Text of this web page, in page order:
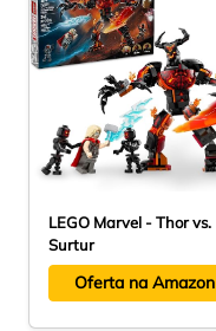
LEGO Marvel - Thor vs.
Surtur
Oferta na Amazon